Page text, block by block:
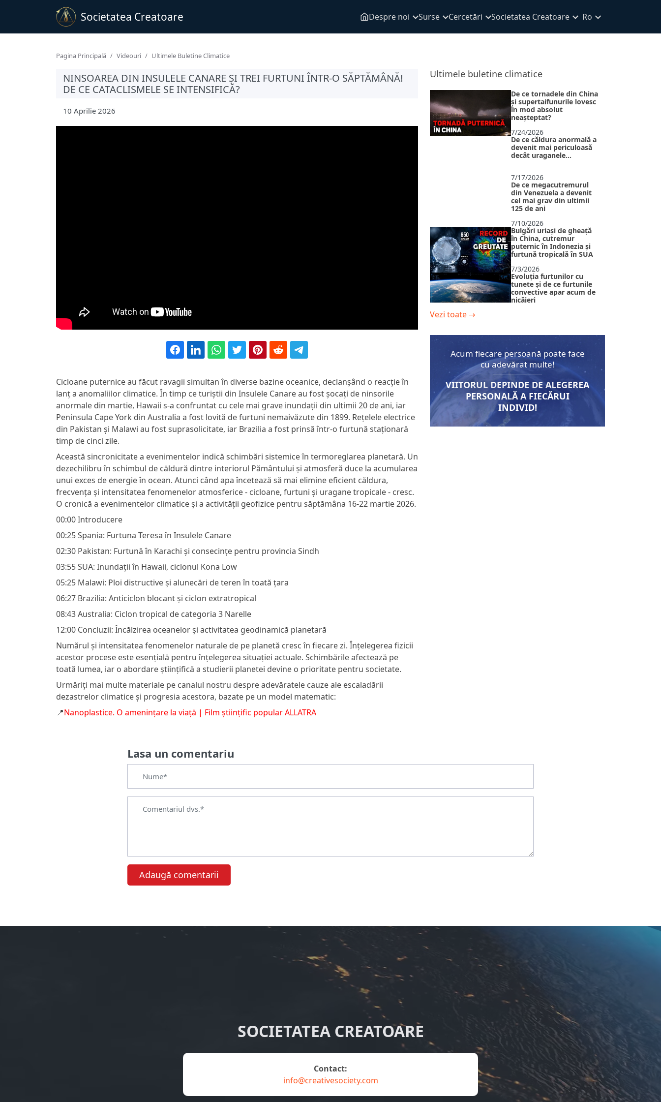
Societatea Creatoare Despre noi Surse Cercetări Societatea Creatoare Ro
Pagina Principală Videouri Ultimele Buletine Climatice
NINSOAREA DIN INSULELE CANARE ȘI TREI FURTUNI ÎNTR-O SĂPTĂMÂNĂ!
DE CE CATACLISMELE SE INTENSIFICĂ?
10 Aprilie 2026
Cicloane puternice au făcut ravagii simultan în diverse bazine oceanice, declanșând o reacție în
lanț a anomaliilor climatice. În timp ce turiștii din Insulele Canare au fost șocați de ninsorile
anormale din martie, Hawaii s-a confruntat cu cele mai grave inundații din ultimii 20 de ani, iar
Peninsula Cape York din Australia a fost lovită de furtuni nemaivăzute din 1899. Rețelele electrice
din Pakistan și Malawi au fost suprasolicitate, iar Brazilia a fost prinsă într-o furtună staționară
timp de cinci zile.
Această sincronicitate a evenimentelor indică schimbări sistemice în termoreglarea planetară. Un
dezechilibru în schimbul de căldură dintre interiorul Pământului și atmosferă duce la acumularea
unui exces de energie în ocean. Atunci când apa încetează să mai elimine eficient căldura,
frecvența și intensitatea fenomenelor atmosferice - cicloane, furtuni și uragane tropicale - cresc.
O cronică a evenimentelor climatice și a activității geofizice pentru săptămâna 16-22 martie 2026.
00:00 Introducere
00:25 Spania: Furtuna Teresa în Insulele Canare
02:30 Pakistan: Furtună în Karachi și consecințe pentru provincia Sindh
03:55 SUA: Inundații în Hawaii, ciclonul Kona Low
05:25 Malawi: Ploi distructive și alunecări de teren în toată țara
06:27 Brazilia: Anticiclon blocant și ciclon extratropical
08:43 Australia: Ciclon tropical de categoria 3 Narelle
12:00 Concluzii: Încălzirea oceanelor și activitatea geodinamică planetară
Numărul și intensitatea fenomenelor naturale de pe planetă cresc în fiecare zi. Înțelegerea fizicii
acestor procese este esențială pentru înțelegerea situației actuale. Schimbările afectează pe
toată lumea, iar o abordare științifică a studierii planetei devine o prioritate pentru societate.
Urmăriți mai multe materiale pe canalul nostru despre adevăratele cauze ale escaladării
dezastrelor climatice și progresia acestora, bazate pe un model matematic:
📍Nanoplastice. O amenințare la viață | Film științific popular ALLATRA
Ultimele buletine climatice
De ce tornadele din China
și supertaifunurile lovesc
în mod absolut
neașteptat?
7/24/2026
De ce căldura anormală a
devenit mai periculoasă
decât uraganele...
7/17/2026
De ce megacutremurul
din Venezuela a devenit
cel mai grav din ultimii
125 de ani
7/10/2026
Bulgări uriași de gheață
în China, cutremur
puternic în Indonezia și
furtună tropicală în SUA
7/3/2026
Evoluția furtunilor cu
tunete și de ce furtunile
convective apar acum de
nicăieri
cataclismele nu mai lasă
timp de respiro
6/21/2026
Valurile de căldură din
Europa și cauzele ascunse
ale declinului climatic
6/17/2026
DAUNE RECORD | Sunt
companiile de asigurări
pregătite pentru noua
Vezi toate →
Acum fiecare persoană poate face
cu adevărat multe!
VIITORUL DEPINDE DE ALEGEREA
PERSONALĂ A FIECĂRUI
INDIVID!
Lasa un comentariu
Adaugă comentarii
SOCIETATEA CREATOARE
Contact:
info@creativesociety.com